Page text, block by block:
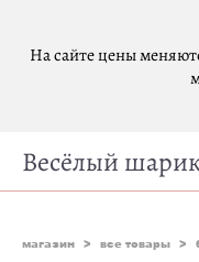
На сайте цены
Весёлый
магазин > все товары >